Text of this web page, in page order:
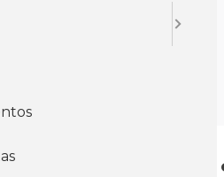
y gobernanza en